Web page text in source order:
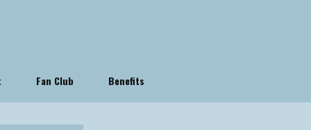
Fan Club Benefits